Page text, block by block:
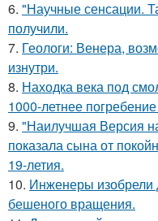
6. "Научные сенсации.
получили.
7. Геологи: Венера,
изнутри.
8. Находка века под
1000-летнее погребение
9. "Наилучшая Версия
показала сына от
19-летия.
10. Инженеры изобрели
бешеного вращения.